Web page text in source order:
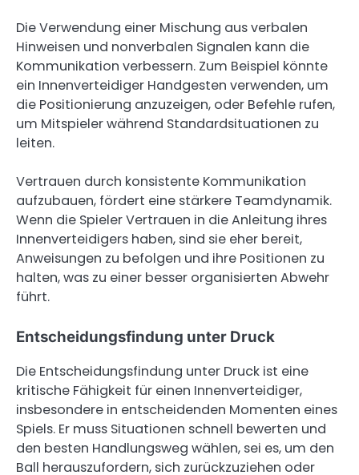
Die Verwendung einer Mischung aus verbalen
Hinweisen und nonverbalen Signalen kann die
Kommunikation verbessern. Zum Beispiel könnte
ein Innenverteidiger Handgesten verwenden, um
die Positionierung anzuzeigen, oder Befehle rufen,
um Mitspieler während Standardsituationen zu
leiten.
Vertrauen durch konsistente Kommunikation
aufzubauen, fördert eine stärkere Teamdynamik.
Wenn die Spieler Vertrauen in die Anleitung ihres
Innenverteidigers haben, sind sie eher bereit,
Anweisungen zu befolgen und ihre Positionen zu
halten, was zu einer besser organisierten Abwehr
führt.
Entscheidungsfindung unter Druck
Die Entscheidungsfindung unter Druck ist eine
kritische Fähigkeit für einen Innenverteidiger,
insbesondere in entscheidenden Momenten eines
Spiels. Er muss Situationen schnell bewerten und
den besten Handlungsweg wählen, sei es, um den
Ball herauszufordern, sich zurückzuziehen oder